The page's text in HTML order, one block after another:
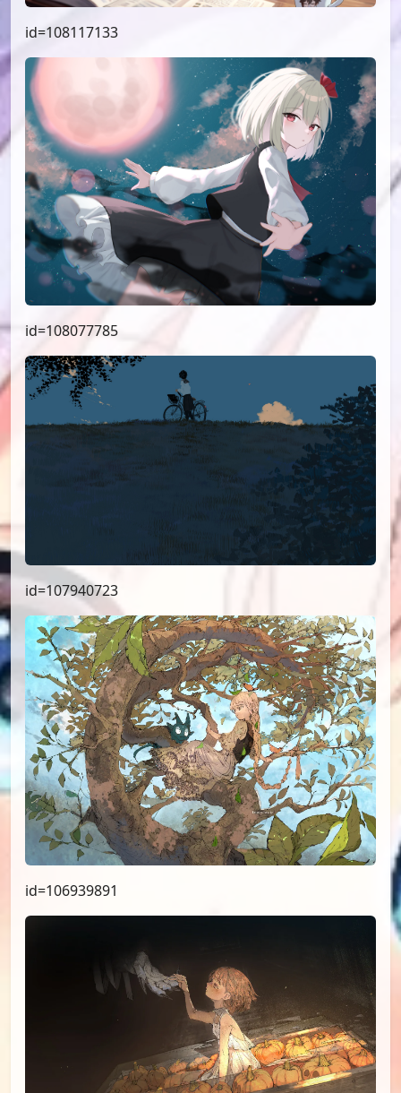
id=108117133
id=108077785
id=107940723
id=106939891